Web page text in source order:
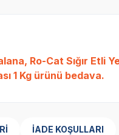
Ro-Cat Sığır Etli
1 Kgürünü bedava.
İADE KOŞULLARI